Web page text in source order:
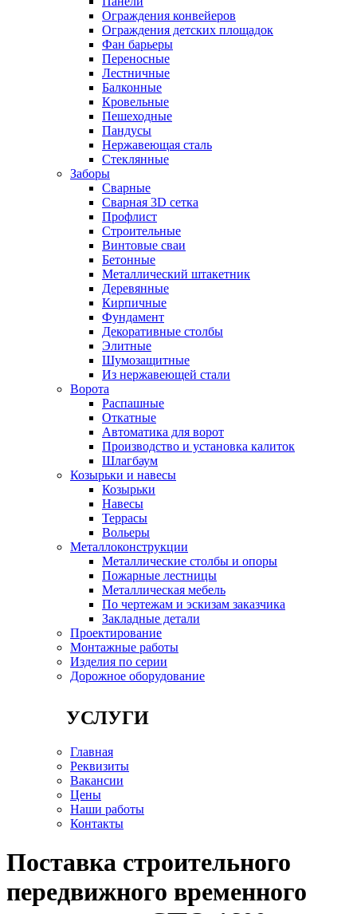
Ограждения конвейеров
Ограждения детских площадок
Фан барьеры
Переносные
Лестничные
Балконные
Кровельные
Пешеходные
Пандусы
Нержавеющая сталь
Стеклянные
Заборы
Сварные
Сварная 3D сетка
Профлист
Строительные
Винтовые сваи
Бетонные
Металлический штакетник
Деревянные
Кирпичные
Фундамент
Декоративные столбы
Элитные
Шумозащитные
Из нержавеющей стали
Ворота
Распашные
Откатные
Автоматика для ворот
Производство и установка калиток
Шлагбаум
Козырьки и навесы
Козырьки
Навесы
Террасы
Вольеры
Металлоконструкции
Металлические столбы и опоры
Пожарные лестницы
Металлическая мебель
По чертежам и эскизам заказчика
Закладные детали
Проектирование
Монтажные работы
Изделия по серии
Дорожное оборудование
УСЛУГИ
Главная
Реквизиты
Вакансии
Цены
Наши работы
Контакты
Поставка строительного
передвижного временного